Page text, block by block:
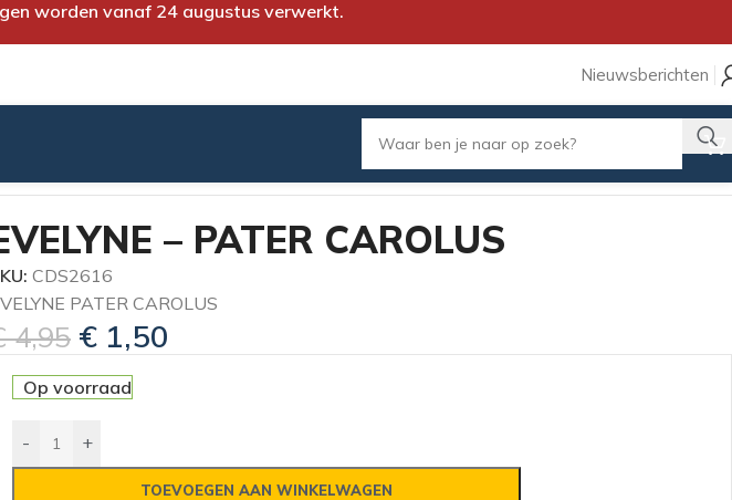
worden vanaf 24 augustus verwerkt.
Nieuwsberichten
– PATER CAROLUS
CDS2616
PATER CAROLUS
4,95 € 1,50
Op voorraad
- +
TOEVOEGEN AAN WINKELWAGEN